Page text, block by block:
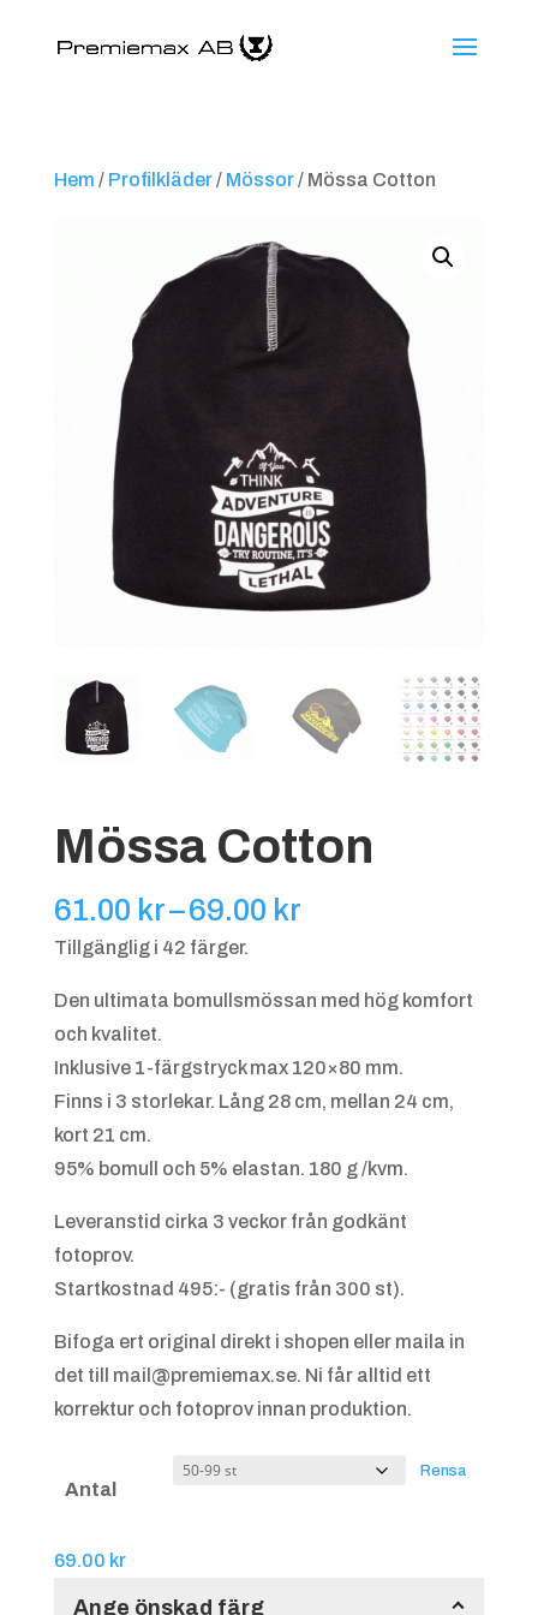
Hem / Profilkläder/ Mössor/ Mössa Cotton
Mössa Cotton
61.00 kr–69.00 krPrisintervall:
69.00 kr
Tillgänglig i 42 färger.
Den ultimata bomullsmössan med hög komfort
och kvalitet.
Inklusive 1-färgstryck max 120×80 mm.
Finns i 3 storlekar. Lång 28 cm, mellan 24 cm,
kort 21 cm.
95% bomull och 5% elastan. 180 g /kvm.
Leveranstid cirka 3 veckor från godkänt
fotoprov.
Startkostnad 495:- (gratis från 300 st).
Bifoga ert original direkt i shopen eller maila in
det till mail@premiemax.se. Ni får alltid ett
korrektur och fotoprov innan produktion.
Antal
Rensa
69.00 kr
Ange önskad färg